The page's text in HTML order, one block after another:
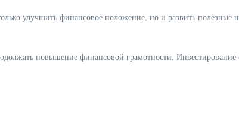
улучшить финансовое положение, но и развить полезные
повышение финансовой грамотности. Инвестирование